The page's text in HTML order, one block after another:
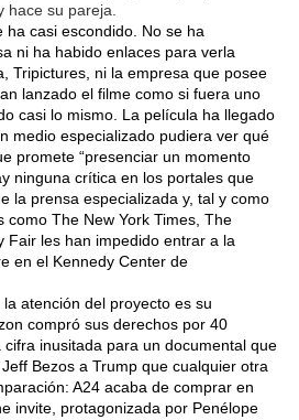
hace su pareja.
ha casi escondido. No se ha
ni ha habido enlaces para verla
Tripictures, ni la empresa que posee
lanzado el filme como si fuera uno
casi lo mismo. La película ha llegado
medio especializado pudiera ver qué
promete “presenciar un momento
ninguna crítica en los portales que
la prensa especializada y, tal y como
como The New York Times, The
Fair les han impedido entrar a la
en el Kennedy Center de
atención del proyecto es su
compró sus derechos por 40
inusitada para un documental que
Bezos a Trump que cualquier otra
A24 acaba de comprar en
invite, protagonizada por Penélope